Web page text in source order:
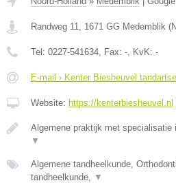
Randweg 11 1671 GG Medemblik (
Tel: 0227-541634 , Fax: - , KvK: -
E-mail › Kenter Biesheuvel
Website: https://kenterbiesheuvel.nl
Algemene praktijk met specialisatie
▼
Algemene tandheelkunde,
tandheelkunde,
▼